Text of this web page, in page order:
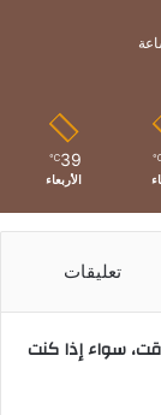
39
℃
الأربعاء
تعليقات
سواء إذا كنت